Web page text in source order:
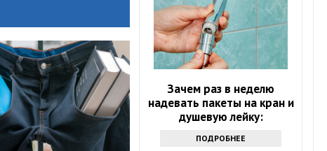
Зачем раз в неделю
надевать пакеты на кран и
душевую лейку:
интересный лайфхак
ПОДРОБНЕЕ